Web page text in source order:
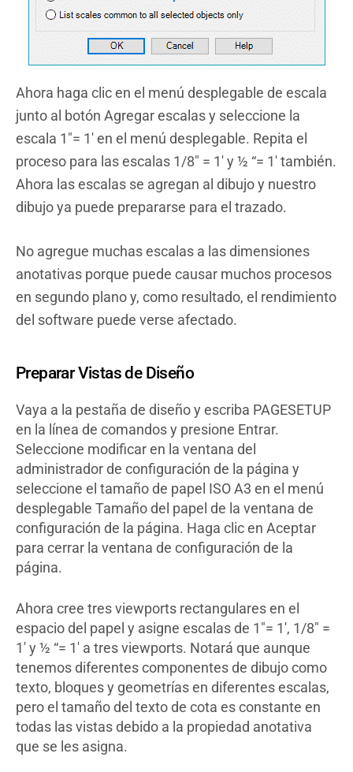
Ahora haga clic en el menú desplegable de escala
junto al botón Agregar escalas y seleccione la
escala 1″= 1′ en el menú desplegable. Repita el
proceso para las escalas 1/8″ = 1′ y ½ “= 1′ también.
Ahora las escalas se agregan al dibujo y nuestro
dibujo ya puede prepararse para el trazado.
No agregue muchas escalas a las dimensiones
anotativas porque puede causar muchos procesos
en segundo plano y, como resultado, el rendimiento
del software puede verse afectado.
Preparar Vistas de Diseño
Vaya a la pestaña de diseño y escriba PAGESETUP
en la línea de comandos y presione Entrar.
Seleccione modificar en la ventana del
administrador de configuración de la página y
seleccione el tamaño de papel ISO A3 en el menú
desplegable Tamaño del papel de la ventana de
configuración de la página. Haga clic en Aceptar
para cerrar la ventana de configuración de la
página.
Ahora cree tres viewports rectangulares en el
espacio del papel y asigne escalas de 1″= 1′, 1/8″ =
1′ y ½ “= 1′ a tres viewports. Notará que aunque
tenemos diferentes componentes de dibujo como
texto, bloques y geometrías en diferentes escalas,
pero el tamaño del texto de cota es constante en
todas las vistas debido a la propiedad anotativa
que se les asigna.